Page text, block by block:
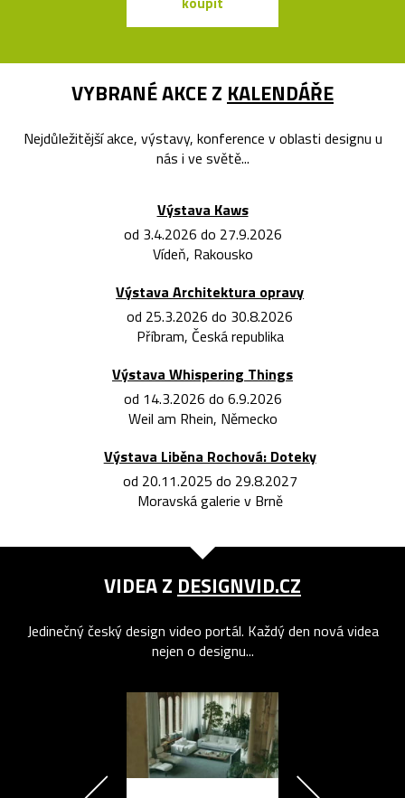
VYBRANÉ AKCE Z KALENDÁŘE
Nejdůležitější akce, výstavy, konference v oblasti designu u
nás i ve světě...
Výstava Kaws
od 3.4.2026 do 27.9.2026
Vídeň, Rakousko
Výstava Architektura opravy
od 25.3.2026 do 30.8.2026
Příbram, Česká republika
Výstava Whispering Things
od 14.3.2026 do 6.9.2026
Weil am Rhein, Německo
Výstava Liběna Rochová: Doteky
od 20.11.2025 do 29.8.2027
Moravská galerie v Brně
VIDEA Z DESIGNVID.CZ
Jedinečný český design video portál. Každý den nová videa
nejen o designu...